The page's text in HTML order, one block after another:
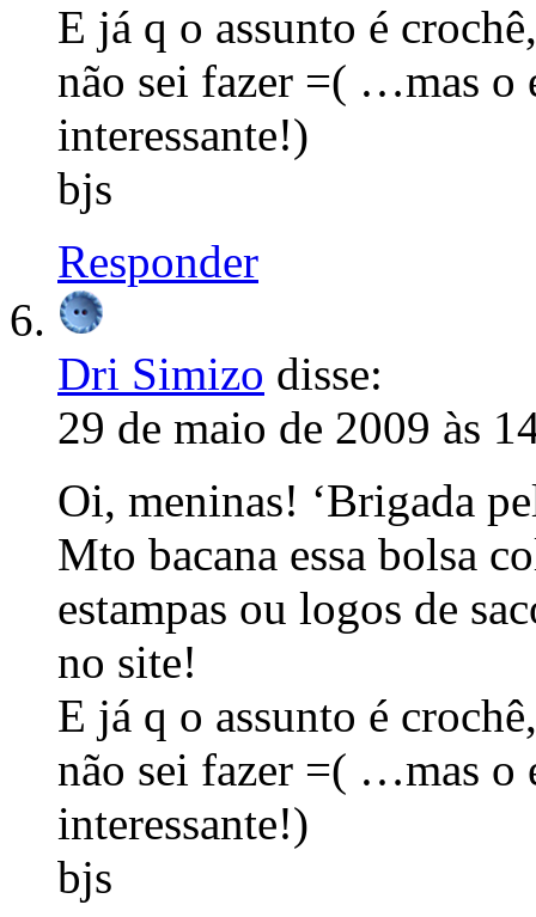
E já q o assunto é
não sei fazer =( …mas o
interessante!)
bjs
Responder
Dri Simizo disse:
29 de maio de 2009 às
Oi, meninas! ‘Brigada
Mto bacana essa bolsa
estampas ou logos de
no site!
E já q o assunto é
não sei fazer =( …mas o
interessante!)
bjs